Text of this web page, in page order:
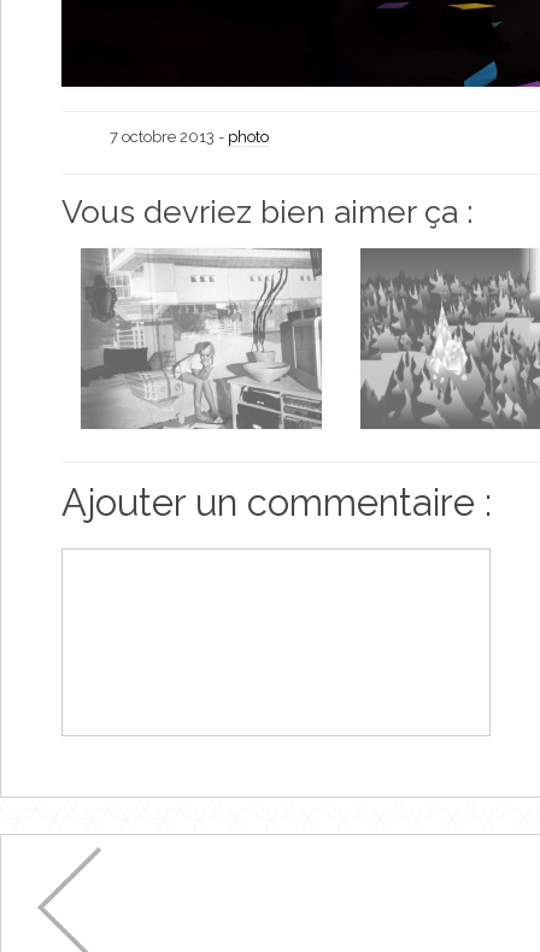
7 octobre 2013 - photo
Vous devriez bien aimer ça :
Ajouter un commentaire :